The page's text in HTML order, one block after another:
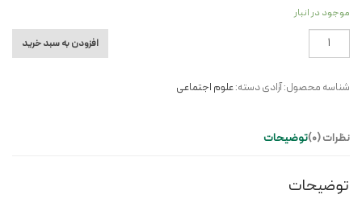
موجود در انبار
عدد
افزودن به سبد خرید
شناسه محصول:آزادیدسته:علوم اجتماعی
توضیحات نظرات (0)
توضیحات